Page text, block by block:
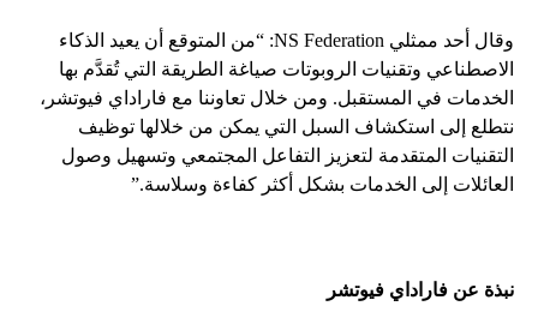
وقال أحد ممثلي NS Federation: “من المتوقع أن يعيد الذكاء
الاصطناعي وتقنيات الروبوتات صياغة الطريقة التي تُقدَّم بها
الخدمات في المستقبل. ومن خلال تعاوننا مع فاراداي فيوتشر،
نتطلع إلى استكشاف السبل التي يمكن من خلالها توظيف
التقنيات المتقدمة لتعزيز التفاعل المجتمعي وتسهيل وصول
العائلات إلى الخدمات بشكل أكثر كفاءة وسلاسة.”
نبذة عن فاراداي فيوتشر